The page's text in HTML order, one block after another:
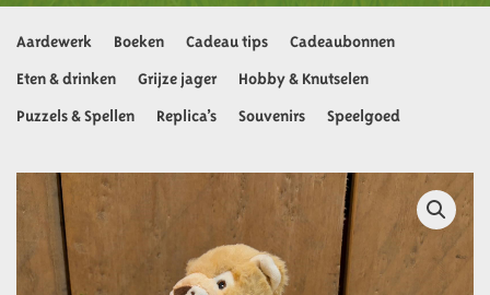
Aardewerk Boeken Cadeau tips
Cadeaubonnen
Eten & drinken
Grijze jager
Hobby & Knutselen
Puzzels & Spellen
Replica’s Souvenirs Speelgoed